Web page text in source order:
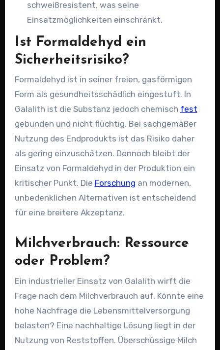
schweißresistent, was seine
Einsatzmöglichkeiten einschränkt.
Ist Formaldehyd ein
Sicherheitsrisiko?
Formaldehyd ist in seiner freien, gasförmigen
Form als gesundheitsschädlich eingestuft. In
Galalith ist die Substanz jedoch chemisch fest
gebunden und nicht flüchtig. Bei sachgemäßer
Nutzung des Endprodukts ist das Risiko daher
als gering einzuschätzen. Dennoch bleibt der
Einsatz von Formaldehyd in der Produktion ein
kritischer Punkt. Die Forschung an modernen,
unbedenklichen Alternativen ist entscheidend
für eine breitere Akzeptanz.
Milchverbrauch: Ressource
oder Problem?
Ein industrieller Einsatz von Galalith wirft die
Frage nach dem Milchverbrauch auf. Könnte eine
hohe Nachfrage die Lebensmittelversorgung
belasten? Eine nachhaltige Lösung liegt in der
Nutzung von Reststoffen. Überschüssige Milch